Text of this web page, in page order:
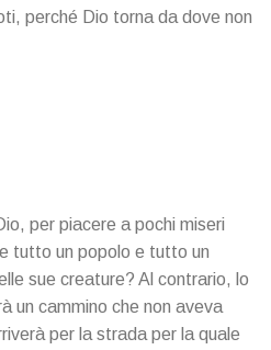
perché Dio torna da dove non
per piacere a pochi miseri
tutto un popolo e tutto un
sue creature? Al contrario, lo
un cammino che non aveva
per la strada per la quale